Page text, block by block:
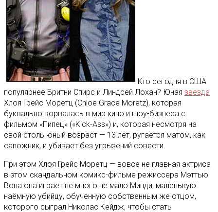
Кто сегодня в США
популярнее Бритни Спирс и Линдсей Лохан? Юная звезда
Хлоя Грейс Моретц (Chloe Grace Moretz), которая
буквально ворвалась в мир кино и шоу-бизнеса с
фильмом «Пипец» («Kick-Ass») и, которая несмотря на
свой столь юный возраст — 13 лет, ругается матом, как
сапожник, и убивает без угрызений совести.
При этом Хлоя Грейс Моретц — вовсе не главная актриса
в этом скандальном комикс-фильме режиссера Мэттью
Вона она играет не много не мало Минди, маленькую
наёмную убийцу, обученную собственным же отцом,
которого сыграл Николас Кейдж, чтобы стать